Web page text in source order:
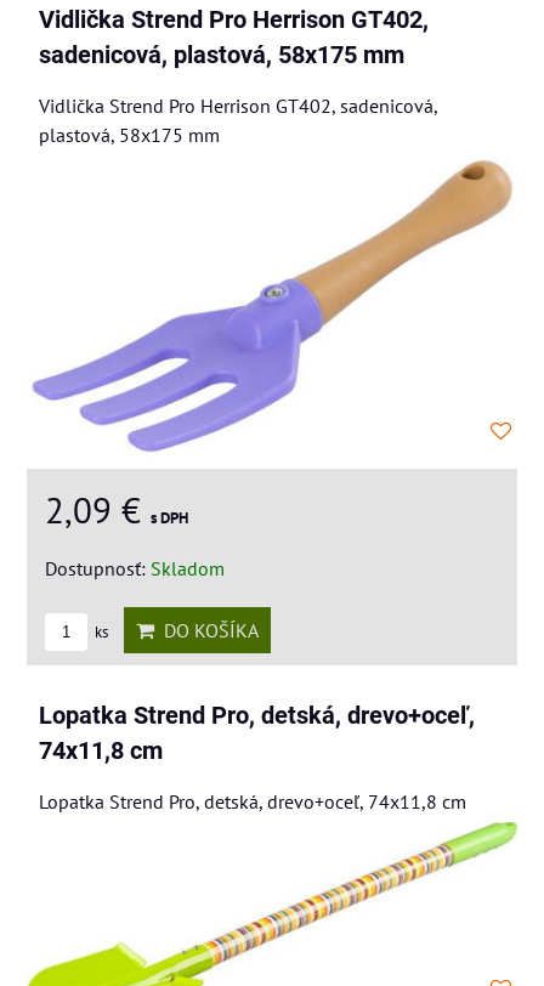
Vidlička Strend Pro Herrison GT402,
sadenicová, plastová, 58x175 mm
Vidlička Strend Pro Herrison GT402, sadenicová,
plastová, 58x175 mm
2,09 € s DPH
Dostupnosť: Skladom
ks DO KOŠÍKA
Lopatka Strend Pro, detská, drevo+oceľ,
74x11,8 cm
Lopatka Strend Pro, detská, drevo+oceľ, 74x11,8 cm